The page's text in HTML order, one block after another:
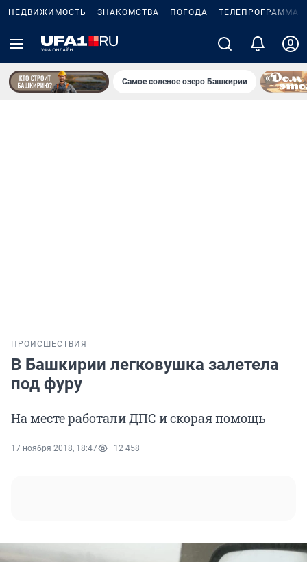
НЕДВИЖИМОСТЬ ЗНАКОМСТВА ПОГОДА ТЕЛЕПРОГРАММА
Самое соленое озеро Башкирии
ПРОИСШЕСТВИЯ
В Башкирии легковушка залетела
под фуру
На месте работали ДПС и скорая помощь
17 ноября 2018, 18:47 12 458